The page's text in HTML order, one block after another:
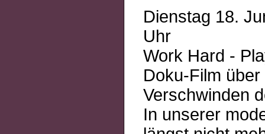
Dienstag 18.
Uhr
Work Hard -
Doku-Film
Verschwinden
In unserer